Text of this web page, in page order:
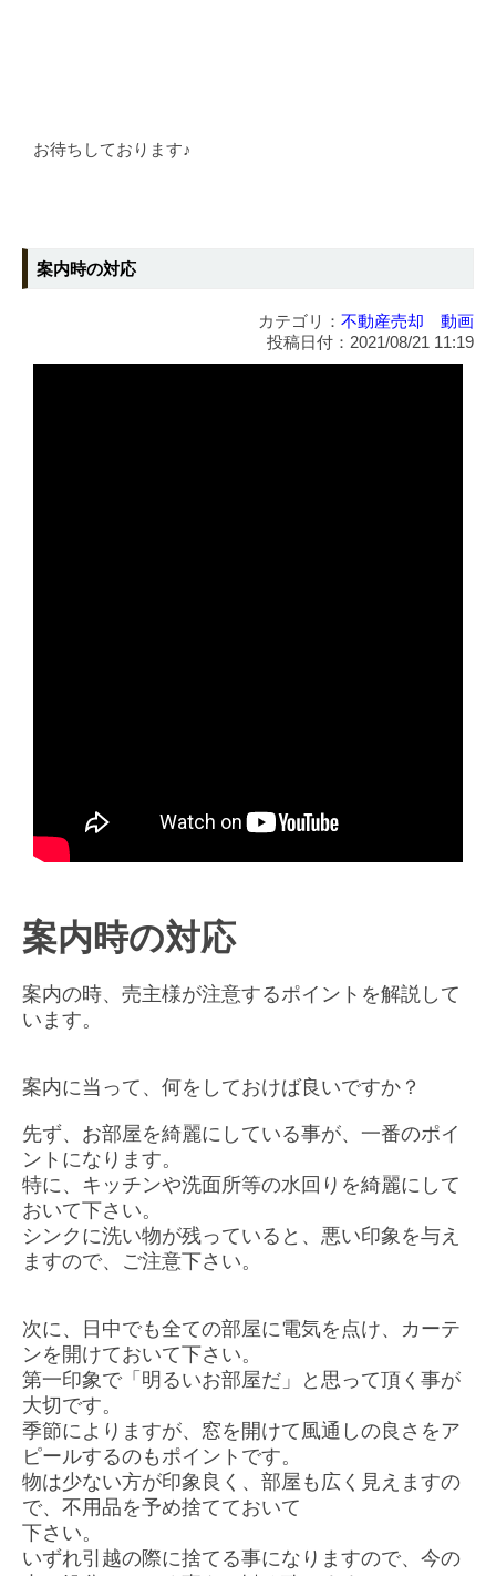
お待ちしております♪
案内時の対応
カテゴリ： 不動産売却 動画
投稿日付：2021/08/21 11:19
案内時の対応
案内の時、売主様が注意するポイントを解説して
います。
案内に当って、何をしておけば良いですか？
先ず、お部屋を綺麗にしている事が、一番のポイ
ントになります。
特に、キッチンや洗面所等の水回りを綺麗にして
おいて下さい。
シンクに洗い物が残っていると、悪い印象を与え
ますので、 ご注意下さい。
次に、日中でも全ての部屋に電気を点け、 カーテ
ンを開けておいて下さい。
第一印象で「明るいお部屋だ」と思って頂く事が
大切です。
季節によりますが、 窓を開けて風通しの良さをア
ピールするのもポイントです。
物は少ない方が印象良く、部屋も広く見えますの
で、 不用品を予め捨てておいて
下さい。
いずれ引越の際に捨てる事になりますので、 今の